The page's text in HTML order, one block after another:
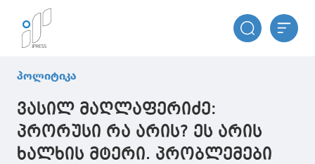
პოლიტიკა
ვასილ მაღლაფერიძე:
პრორუსი რა არის? ეს არის
ხალხის მტერი. პრობლემები